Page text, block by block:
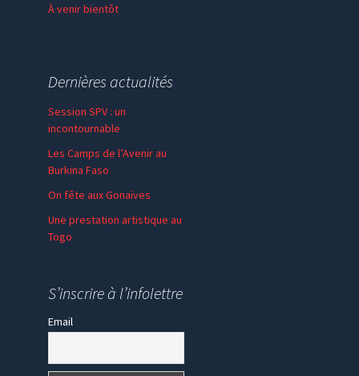
À venir bientôt
Dernières actualités
Session SPV : un
incontournable
Les Camps de l’Avenir au
Burkina Faso
On fête aux Gonaïves
Une prestation artistique au
Togo
S’inscrire à l’infolettre
Email